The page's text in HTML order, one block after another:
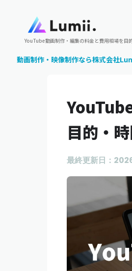
YouTube動画制作・編集の料金と費用相場を目
動画制作・映像制作なら株式会社
目的・
最終更新日：